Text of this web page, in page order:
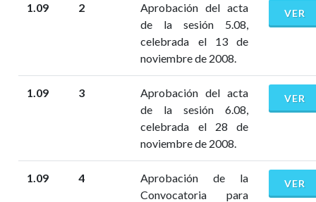
1.09 2
Aprobación del acta
de la sesión 5.08,
celebrada el 13 de
noviembre de 2008.
VER
1.09 3
Aprobación del acta
de la sesión 6.08,
celebrada el 28 de
noviembre de 2008.
VER
1.09 4
Aprobación de la
Convocatoria para
VER